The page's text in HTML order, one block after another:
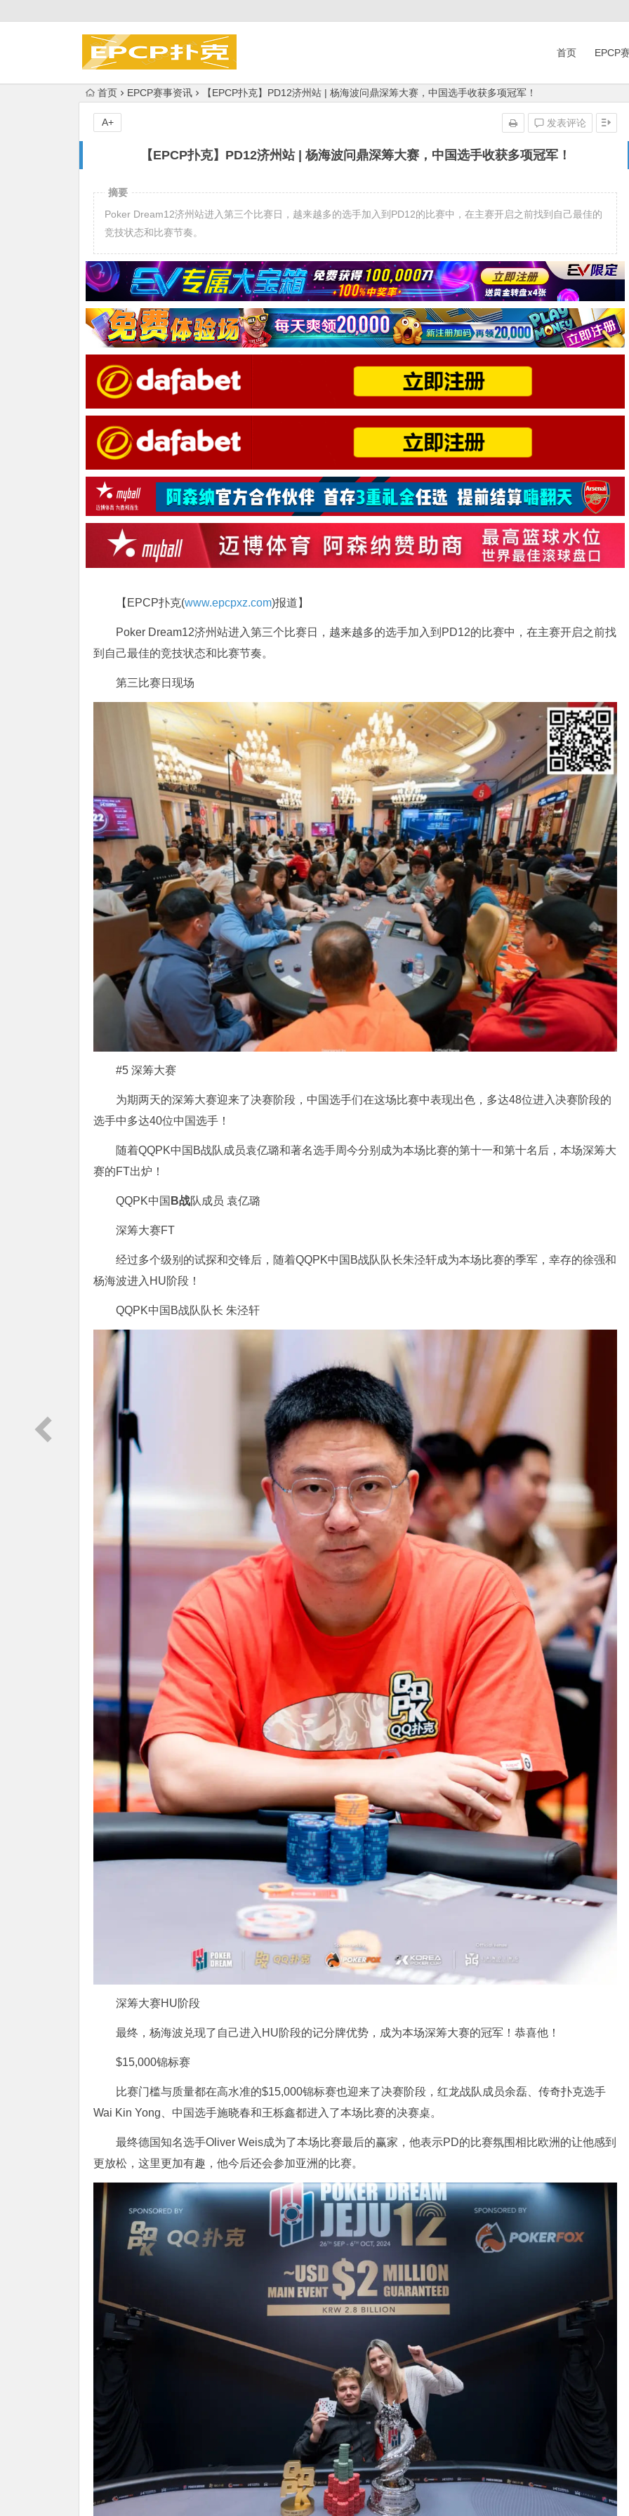
首页 EPCP
首页 EPCP赛事资讯 【EPCP扑克】PD12济州站 | 杨海波问鼎深筹大赛，中国选手收获多项冠军！
【EPCP扑克】PD12济州站 | 杨海波问鼎深筹大赛，中国选手收获多项冠军！
发表评论
A+
摘要
Poker Dream12济州站进入第三个比赛日，越来越多的选手加入到PD12的比赛中，在主赛开启之前找到自己最佳的
竞技状态和比赛节奏。
【EPCP扑克(www.epcpxz.com)报道】
Poker Dream12济州站进入第三个比赛日，越来越多的选手加入到PD12的比赛中，在主赛开启之前找
到自己最佳的竞技状态和比赛节奏。
第三比赛日现场
#5 深筹大赛
为期两天的深筹大赛迎来了决赛阶段，中国选手们在这场比赛中表现出色，多达48位进入决赛阶段的
选手中多达40位中国选手！
随着QQPK中国B战队成员袁亿璐和著名选手周今分别成为本场比赛的第十一和第十名后，本场深筹大
赛的FT出炉！
QQPK中国 B战队成员 袁亿璐
深筹大赛FT
经过多个级别的试探和交锋后，随着QQPK中国B战队队长朱泾轩成为本场比赛的季军，幸存的徐强和
杨海波进入HU阶段！
QQPK中国B战队队长 朱泾轩
深筹大赛HU阶段
最终，杨海波兑现了自己进入HU阶段的记分牌优势，成为本场深筹大赛的冠军！恭喜他！
$15,000锦标赛
比赛门槛与质量都在高水准的$15,000锦标赛也迎来了决赛阶段，红龙战队成员余磊、传奇扑克选手
Wai Kin Yong、中国选手施晓春和王栎鑫都进入了本场比赛的决赛桌。
最终德国知名选手Oliver Weis成为了本场比赛最后的赢家，他表示PD的比赛氛围相比欧洲的让他感到
更放松，这里更加有趣，他今后还会参加亚洲的比赛。